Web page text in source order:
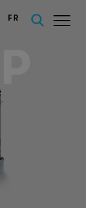
FR